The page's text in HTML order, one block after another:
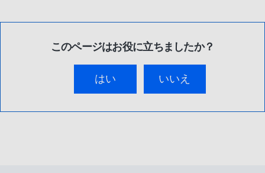
このページはお役に立ちましたか？
はい いいえ